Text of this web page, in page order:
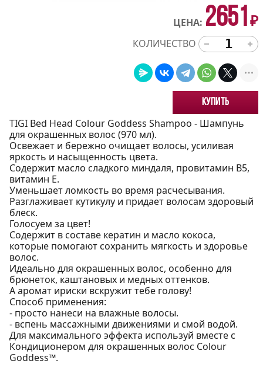
ЦЕНА: 2651 ₽
КОЛИЧЕСТВО
Купить
TIGI Bed Head Colour Goddess Shampoo - Шампунь
для окрашенных волос (970 мл).
Освежает и бережно очищает волосы, усиливая
яркость и насыщенность цвета.
Содержит масло сладкого миндаля, провитамин В5,
витамин Е.
Уменьшает ломкость во время расчесывания.
Разглаживает кутикулу и придает волосам здоровый
блеск.
Голосуем за цвет!
Содержит в составе кератин и масло кокоса,
которые помогают сохранить мягкость и здоровье
волос.
Идеально для окрашенных волос, особенно для
брюнеток, каштановых и медных оттенков.
А аромат ириски вскружит тебе голову!
Способ применения:
- просто нанеси на влажные волосы.
- вспень массажными движениями и смой водой.
Для максимального эффекта используй вместе с
Кондиционером для окрашенных волос Colour
Goddess™.